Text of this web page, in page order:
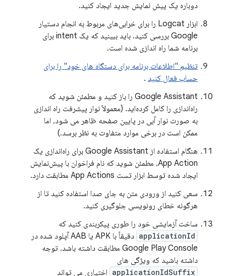
دوباره یک پیش نمایش جدید ایجاد کنید.
ابزار Logcat را برای خرابی‌های مربوط به انجام دستیار
Google بررسی کنید. باید ببینید که یک intent برای
برنامه شما راه اندازی شده است.
تنظیم "اطلاعات برنامه برای دستگاه های خود" را برای
حساب فعال کنید .
Google Assistant را باز کنید و مطمئن شوید که
راه‌اندازی را کامل کرده‌اید. (معمولاً نوار پیشرفت راه اندازی
به صورت نوار آبی در پایین صفحه ظاهر می شود، اما
ممکن است در برخی موارد متفاوت به نظر برسد.)
هنگام استفاده از Google Assistant برای راه‌اندازی یک
App Action، مطمئن شوید که نام فراخوان با پیش‌نمایش
ایجاد شده توسط ابزار تست App Actions مطابقت دارد.
سعی کنید از ورودی متن به جای صدا استفاده کنید تا از
هرگونه خطای رونویسی جلوگیری کنید.
ساخت آزمایشی خود را طوری پیکربندی کنید که
applicationId
دقیقاً با APK یا AAB آپلود شده در
Google Play Console مطابقت داشته باشد. توجه
داشته باشید که ویژگی های
applicationIdSuffix اختیاری می تواند